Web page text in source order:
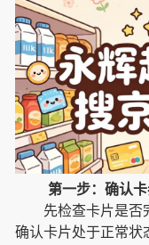
第一步：确认
先检查卡片是否
确认卡片处于正常状